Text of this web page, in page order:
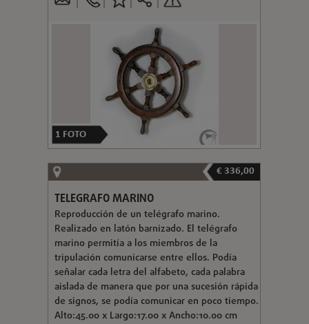
1 FOTO
€ 336,00
TELEGRAFO MARINO
Reproducción de un telégrafo marino.
Realizado en latón barnizado. El telégrafo
marino permitía a los miembros de la
tripulación comunicarse entre ellos. Podía
señalar cada letra del alfabeto, cada palabra
aislada de manera que por una sucesión rápida
de signos, se podía comunicar en poco tiempo.
Alto:45.00 x Largo:17.00 x Ancho:10.00 cm